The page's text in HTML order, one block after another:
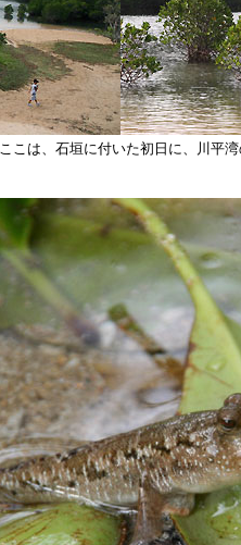
こは、石垣に付いた初日に、川平